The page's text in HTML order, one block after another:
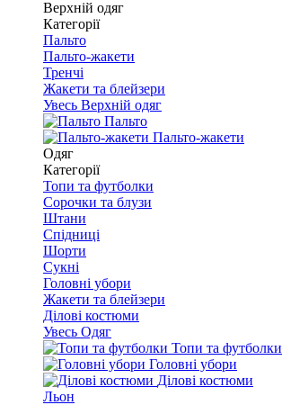
Верхній одяг
Категорії
Пальто
Пальто-жакети
Тренчі
Жакети та блейзери
Увесь Верхній одяг
Пальто
Пальто-жакети
Одяг
Категорії
Топи та футболки
Сорочки та блузи
Штани
Спідниці
Шорти
Сукні
Головні убори
Жакети та блейзери
Ділові костюми
Увесь Одяг
Топи та футболки
Головні убори
Ділові костюми
Льон